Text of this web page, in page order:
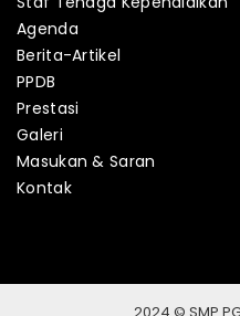
Agenda
Berita-Artikel
PPDB
Prestasi
Galeri
Masukan & Saran
Kontak